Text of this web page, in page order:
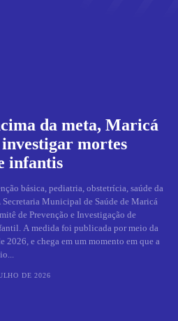
da meta, Maricá
mortes
infantis
básica, pediatria, obstetrícia, saúde da
Municipal de Saúde de Maricá
de Prevenção e Investigação de
A medida foi publicada por meio da
2026, e chega em um momento em que a
DE 2026